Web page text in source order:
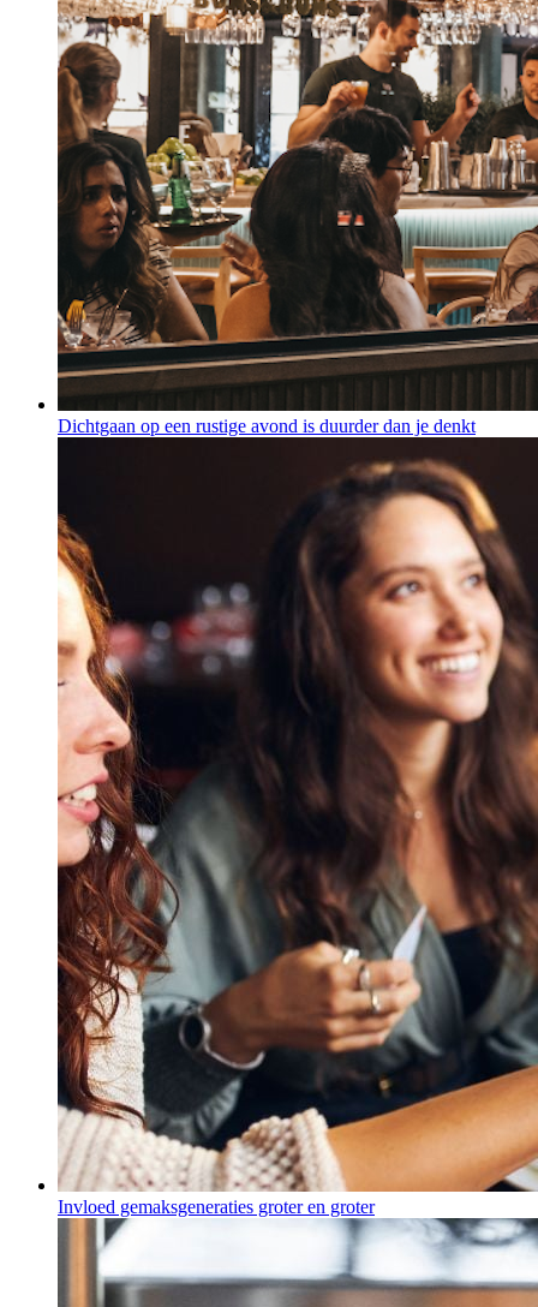
Dichtgaan op een rustige avond is duurder dan je denkt
Invloed gemaksgeneraties groter en groter